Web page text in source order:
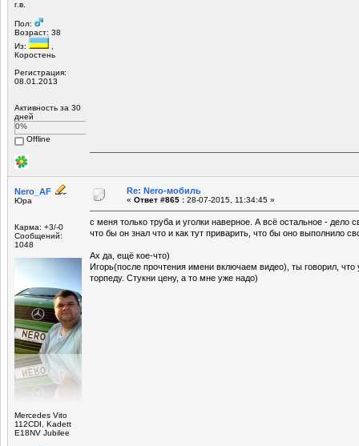
г.в.
Пол:
Возраст: 38
Из:
Коростень
Регистрация:
08.01.2013
Активность за 30
дней
0%
Offline
Nero_AF
Юра
Карма: +3/-0
Сообщений:
1048
Mercedes Vito
112CDI, Kadett
E18NV Jubilee
Re: Nero-мобиль
« Ответ #865 : 28-07-2015, 11:34:45 »
с меня только труба и уголки наверное. А всё остальное - дело
что бы он знал что и как тут приварить, что бы оно выполнило
Ах да, ещё кое-что)
Игорь(после прочтения имени включаем видео), ты говорил, что
торпеду. Стукни цену, а то мне уже надо)